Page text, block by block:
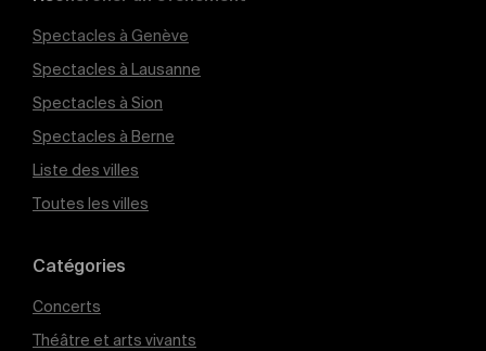
Spectacles à Genève
Spectacles à Lausanne
Spectacles à Sion
Spectacles à Berne
Liste des villes
Toutes les villes
Catégories
Concerts
Théâtre et arts vivants